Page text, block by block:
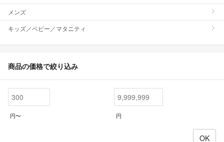
メンズ
キッズ／ベビー／マタニティ
商品の価格で絞り込み
円〜 円